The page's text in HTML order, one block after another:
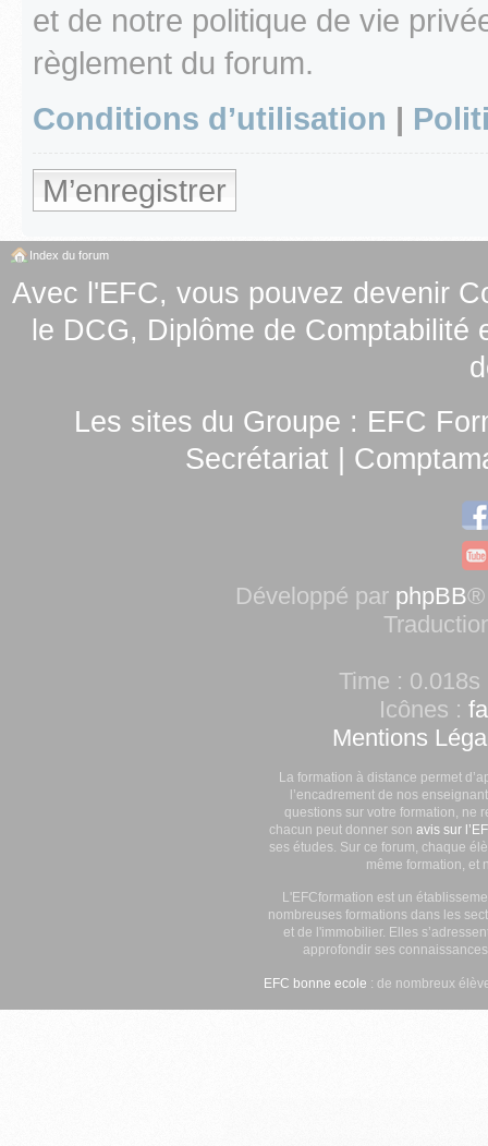
et de notre politique de vie
règlement du forum.
Conditions d’utilisation |
M’enregistrer
Index du forum
Avec l'EFC, vous pouvez devenir
le DCG, Diplôme de Comptabilité
Les sites du Groupe : EFC
Secrétariat
Développé par phpBB®
Time :
Icônes :
Mentions
La formation à distance permet
l’encadrement de nos
questions sur votre formation, ne
chacun peut donner son avis sur
ses études. Sur ce forum, chaque
même formation, et
L'EFCformation est un
nombreuses formations dans les
et de l'immobilier. Elles
approfondir ses
EFC bonne ecole : de nombreux